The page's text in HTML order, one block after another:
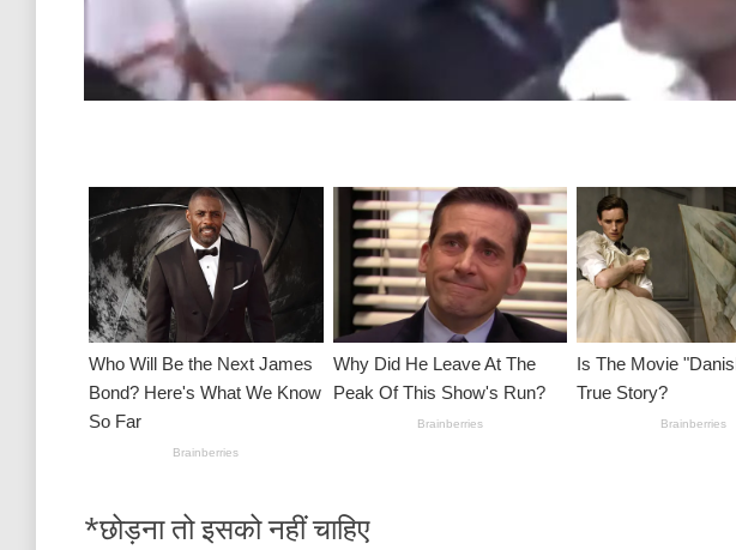
*छोड़ना तो इसको नहीं चाहिए